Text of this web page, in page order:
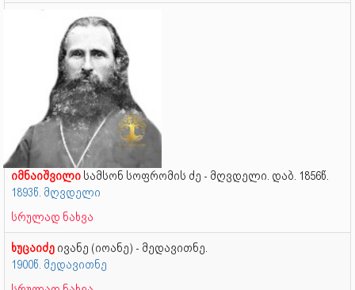
იმნაიშვილი სამსონ სოფრომის ძე - მღვდელი. დაბ. 1856წ.
1893წ. მღვდელი
სრულად ნახვა
ხუცაიძე ივანე (იოანე) - მედავითნე.
1900წ. მედავითნე